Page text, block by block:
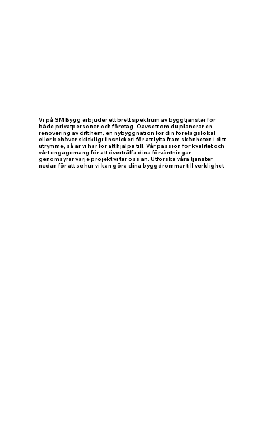
Vi på SM Bygg erbjuder ett brett spektrum av byggtjänster för
både privatpersoner och företag. Oavsett om du planerar en
renovering av ditt hem, en nybyggnation för din företagslokal
eller behöver skickligt finsnickeri för att lyfta fram skönheten i ditt
utrymme, så är vi här för att hjälpa till. Vår passion för kvalitet och
vårt engagemang för att överträffa dina förväntningar
genomsyrar varje projekt vi tar oss an. Utforska våra tjänster
nedan för att se hur vi kan göra dina byggdrömmar till verklighet